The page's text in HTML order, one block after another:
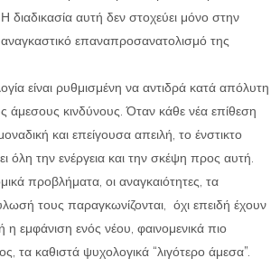
διαδικασία αυτή δεν στοχεύει μόνο στην
επαναπροσανατολισμό της
είναι ρυθμισμένη να αντιδρά κατά απόλυτη
άμεσους κινδύνους. Όταν κάθε νέα επίθεση
και επείγουσα απειλή, το ένστικτο
όλη την ενέργεια και την σκέψη προς αυτή.
προβλήματα, οι αναγκαιότητες, τα
τους παραγκωνίζονται, όχι επειδή έχουν
η εμφάνιση ενός νέου, φαινομενικά πιο
τα καθιστά ψυχολογικά “λιγότερο άμεσα”.